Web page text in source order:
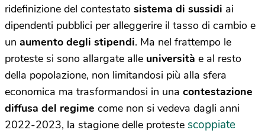
ridefinizione del contestato sistema di sussidi ai
dipendenti pubblici per alleggerire il tasso di cambio e
un aumento degli stipendi. Ma nel frattempo le
proteste si sono allargate alle università e al resto
della popolazione, non limitandosi più alla sfera
economica ma trasformandosi in una contestazione
diffusa del regime come non si vedeva dagli anni
2022-2023, la stagione delle proteste scoppiate